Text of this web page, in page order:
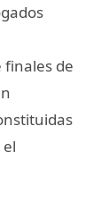
finales de